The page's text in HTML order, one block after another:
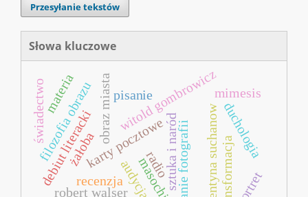
Przesyłanie tekstów
Słowa kluczowe
sztuka i naród
karty pocztowe czytanie fotografii
obraz miastawitold gombrowicz
klementyna suchanow
recenzja
żałoba
pisanie
debiut literacki audycja
mimesis
filozofia obrazu duchologia
transformacja
radio
świadectwo
robert walser
materia